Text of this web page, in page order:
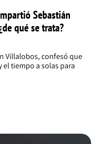
Sebastián
qué se trata?
Villalobos, confesó que
tiempo a solas para